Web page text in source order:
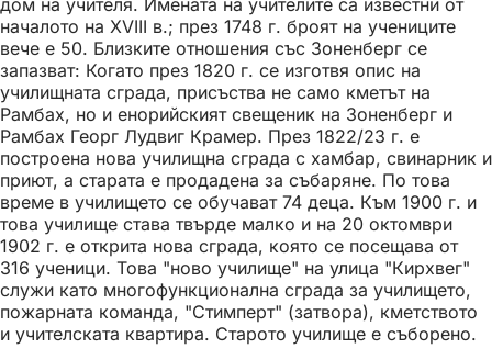
началото на XVIII в.; през 1748 г. броят на учениците
вече е 50. Близките отношения със Зоненберг се
запазват: Когато през 1820 г. се изготвя опис на
училищната сграда, присъства не само кметът на
Рамбах, но и енорийският свещеник на Зоненберг и
Рамбах Георг Лудвиг Крамер. През 1822/23 г. е
построена нова училищна сграда с хамбар, свинарник и
приют, а старата е продадена за събаряне. По това
време в училището се обучават 74 деца. Към 1900 г. и
това училище става твърде малко и на 20 октомври
1902 г. е открита нова сграда, която се посещава от
316 ученици. Това "ново училище" на улица "Кирхвег"
служи като многофункционална сграда за училището,
пожарната команда, "Стимперт" (затвора), кметството
и учителската квартира. Старото училище е съборено.